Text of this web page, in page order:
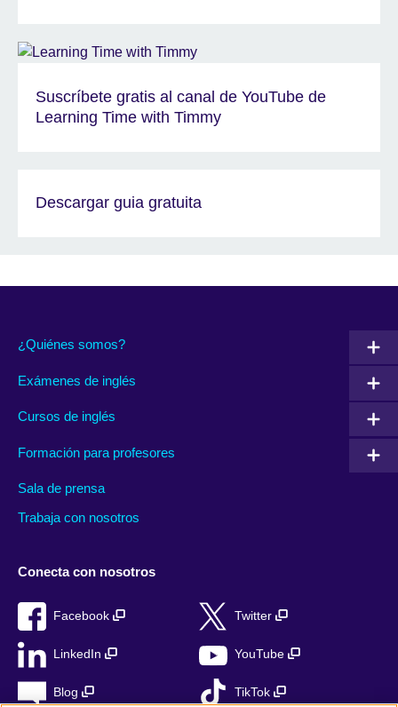
Suscríbete gratis al canal de YouTube de
Learning Time with Timmy
Descargar guia gratuita
¿Quiénes somos?
Exámenes de inglés
Cursos de inglés
Formación para profesores
Sala de prensa
Trabaja con nosotros
Conecta con nosotros
Facebook Twitter
LinkedIn YouTube
Blog TikTok